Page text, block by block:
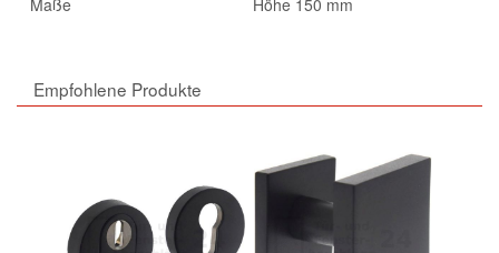
Empfohlene Produkte